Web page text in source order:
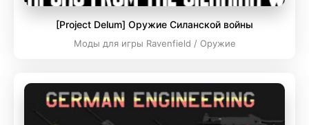
[Project Delum] Оружие Силанской войны
Моды для игры Ravenfield / Оружие